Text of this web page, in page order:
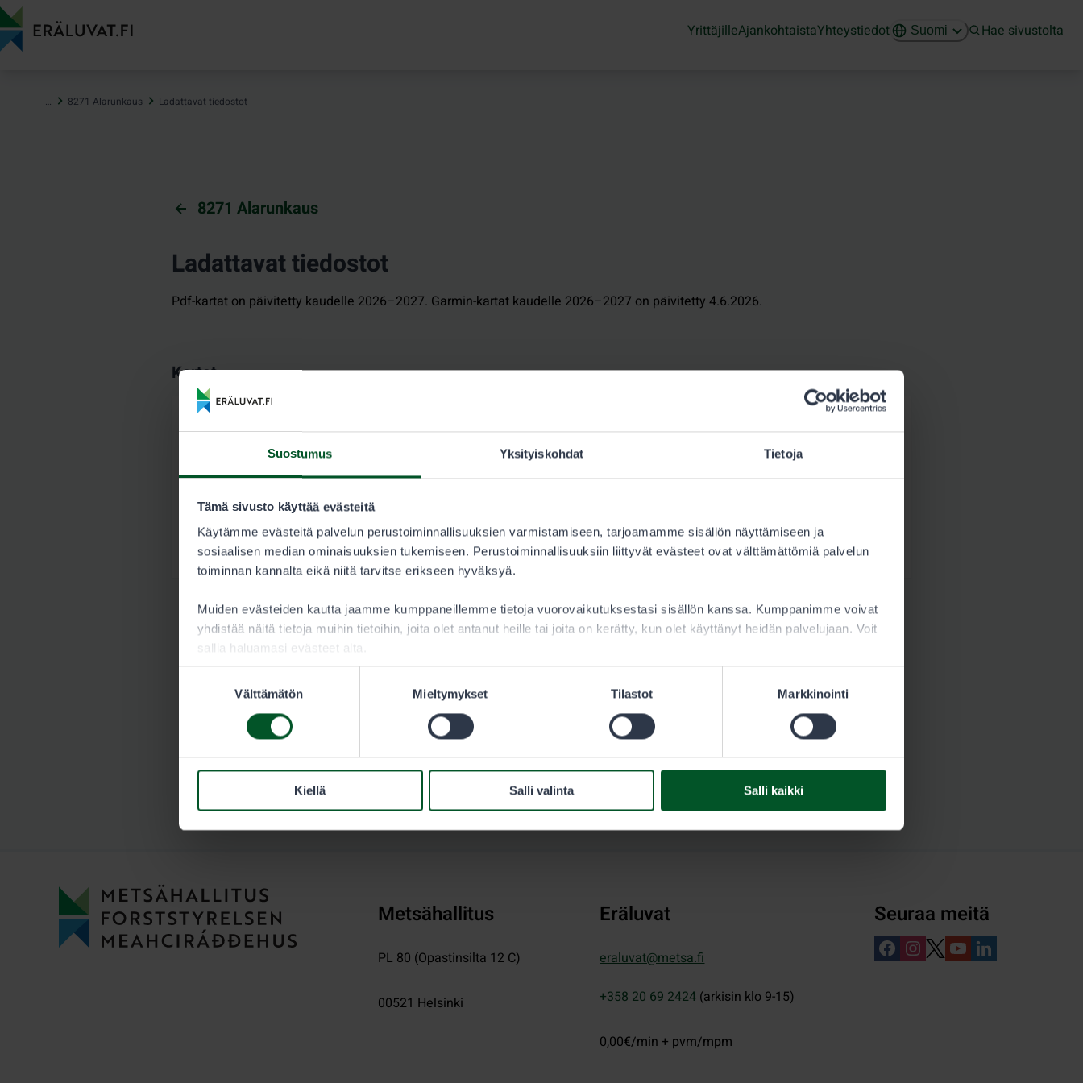
Suostumus Yksityiskohdat Tietoja
Tämä sivusto käyttää evästeitä
Käytämme evästeitä palvelun perustoiminnallisuuksien varmistamiseen, tarjoamamme sisällön näyttämiseen ja
sosiaalisen median ominaisuuksien tukemiseen. Perustoiminnallisuuksiin liittyvät evästeet ovat välttämättömiä palvelun
toiminnan kannalta eikä niitä tarvitse erikseen hyväksyä.
Muiden evästeiden kautta jaamme kumppaneillemme tietoja vuorovaikutuksestasi sisällön kanssa. Kumppanimme voivat
yhdistää näitä tietoja muihin tietoihin, joita olet antanut heille tai joita on kerätty, kun olet käyttänyt heidän palvelujaan. Voit
sallia haluamasi evästeet alta.
Välttämätön Mieltymykset Tilastot Markkinointi
Kiellä Salli valinta Salli kaikki
Hyppää
sisältöön
YrittäjilleAjankohtaistaYhteystiedot Suomi Hae sivustolta
… 8271 Alarunkaus Ladattavat tiedostot
8271 Alarunkaus
Ladattavat tiedostot
Pdf-kartat on päivitetty kaudelle 2026–2027. Garmin-kartat kaudelle 2026–2027 on päivitetty 4.6.2026.
Kartat
Alarunkauksen lupa-alueen kartta
8271_Alarunkaus_kartta.pdf
8271_Alarunkaus_Hirvialueet.img
29.7 kB
Metsähallitus
PL 80 (Opastinsilta 12 C)
00521 Helsinki
Eräluvat
eraluvat@metsa.fi
+358 20 69 2424(arkisin klo 9-15)
0,00€/min + pvm/mpm
Seuraa meitä